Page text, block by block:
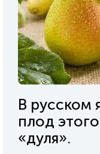
В русском
плод
«дуля».